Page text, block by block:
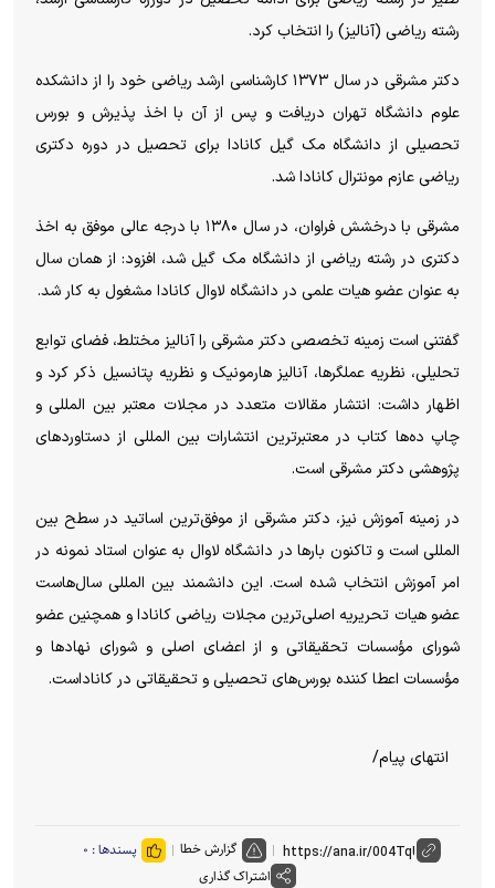
رشته ریاضی (آنالیز) را انتخاب کرد.
دکتر مشرقی در سال ۱۳۷۳ کارشناسی ارشد ریاضی خود را از دانشکده
علوم دانشگاه تهران دریافت و پس از آن با اخذ پذیرش و بورس
تحصیلی از دانشگاه مک گیل کانادا برای تحصیل در دوره دکتری
ریاضی عازم مونترال کانادا شد.
مشرقی با درخشش فراوان، در سال ۱۳۸۰ با درجه عالی موفق به اخذ
دکتری در رشته ریاضی از دانشگاه مک گیل شد، افزود: از همان سال
به عنوان عضو هیات علمی در دانشگاه لاوال کانادا مشغول به کار شد.
گفتنی است زمینه تخصصی دکتر مشرقی را آنالیز مختلط، فضای توابع
تحلیلی، نظریه عملگرها، آنالیز هارمونیک و نظریه پتانسیل ذکر کرد و
اظهار داشت: انتشار مقالات متعدد در مجلات معتبر بین المللی و
چاپ ده‌ها کتاب در معتبرترین انتشارات بین المللی از دستاورد‌های
پژوهشی دکتر مشرقی است.
در زمینه آموزش نیز، دکتر مشرقی از موفق‌ترین اساتید در سطح بین
المللی است و تاکنون بار‌ها در دانشگاه لاوال به عنوان استاد نمونه در
امر آموزش انتخاب شده است. این دانشمند بین المللی سال‌هاست
عضو هیات تحریریه اصلی‌ترین مجلات ریاضی کانادا و همچنین عضو
شورای مؤسسات تحقیقاتی و از اعضای اصلی و شورای نهاد‌ها و
مؤسسات اعطا کننده بورس‌های تحصیلی و تحقیقاتی در کاناداست.
انتهای پیام/
گزارش خطا پسندها : ۰
اشتراک گذاری